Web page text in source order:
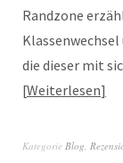
Randzone
die dieser mit
Weiterlesen
Kategorie Blog